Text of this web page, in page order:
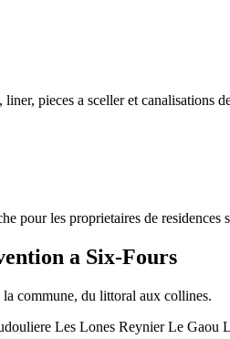
pieces a sceller et canalisations
pour les proprietaires de residences
a Six-Fours
commune, du littoral aux collines.
Les Lones Reynier Le Gaou